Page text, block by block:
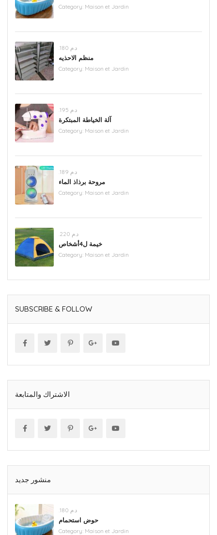
Category: Maison et Jardin
.د.م 180
منظم الاحذيه
Category: Maison et Jardin
.د.م 195
آلة الخياطة المبتكرة
Category: Maison et Jardin
.د.م 189
مروحة برذاذ الماء
Category: Maison et Jardin
.د.م 220
خيمة ل4أشخاص
Category: Maison et Jardin
SUBSCRIBE & FOLLOW
الاشتراك والمتابعة
منشور جديد
.د.م 180
حوض استحمام
Category: Maison et Jardin